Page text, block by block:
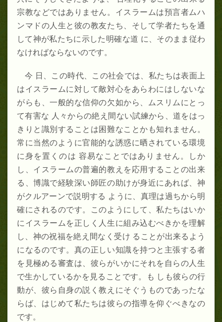
宗教などではありません。イスラームは預言者ムハ
ンマドの人生と彼の教友たち、そして学者たちを通
して神が私たちに示した明確な道 に、そのまま従わ
なければならないのです。
今 日、この時代、この社会では、私たちは表面上
はイスラームに対して敵対心をあらわにはしないな
がらも、一般的な信仰の欠如から、ムスリムにとっ
て有害な 人々からの絶え間ない試練から、道をはっ
きりと識別することは困難なことかも知れません。
常に当然のように官能的な誘惑に晒されている環境
に身を置くのは 容易なことではありません。しか
し、イスラームの普遍的教えを応用することの出来
る、博識で経験深い師匠の助けが身近にあれば、神
がクルアーンで説明する ように、真理は過ちから明
確にされるのです。このようにして、私たちはいか
にイスラームを正しく人生に組み込むべきかを理解
し、神の祝福を絶え間なく受け ることが出来るよう
になるのです。真の正しい知識を持つと主張する者
を見極める審査は、彼らがいかにそれを自らの人生
で生かしているかを見ることです。も しも彼らの行
動が、彼ら自身の説く教えにそぐうものであったな
らば、はじめて私たちは彼らの指導を仰ぐべきなの
です。